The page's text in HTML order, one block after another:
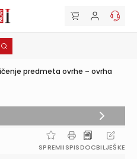
predmeta ovrhe – ovrha
SPREMIISPISDOCBILJEŠKE